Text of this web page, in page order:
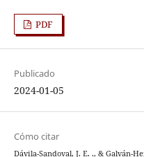
PDF
Publicado
2024-01-05
Cómo citar
Dávila-Sandoval, J. E. ., & Galván-